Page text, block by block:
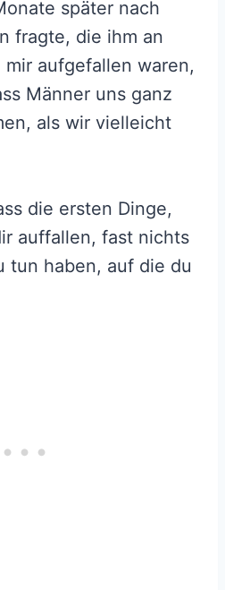
später nach
fragte, die ihm an
aufgefallen waren,
Männer uns ganz
als wir vielleicht
die ersten Dinge,
auffallen, fast nichts
tun haben, auf die du